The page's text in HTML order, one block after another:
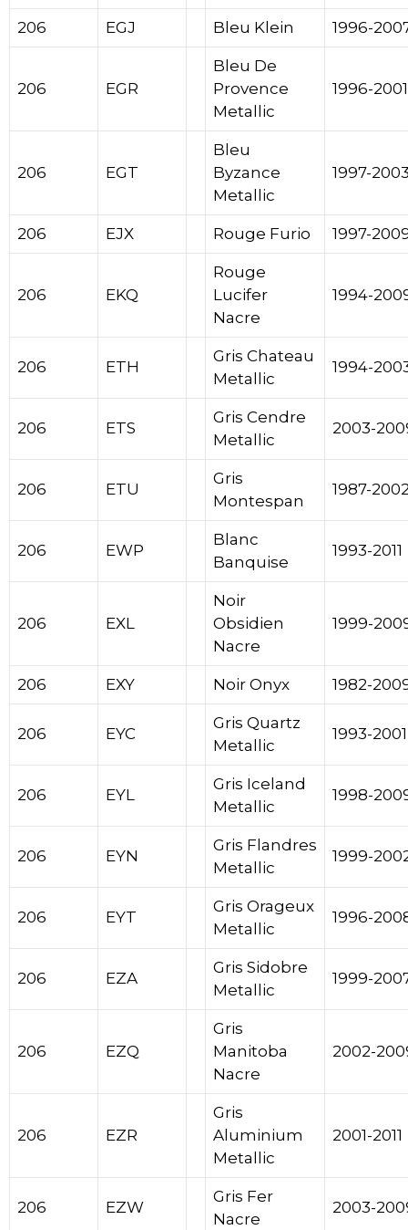
206 EGJ Bleu Klein 1996-
206 EGR
Bleu De
Provence
Metallic
1996-2001
206 EGT
Bleu
Byzance
Metallic
1997-
206 EJX Rouge Furio 1997-
206 EKQ
Rouge
Lucifer
Nacre
1994-
206 ETH
Gris Chateau
Metallic
1994-
206 ETS
Gris Cendre
Metallic
2003-
206 ETU
Gris
Montespan
1987-
206 EWP
Blanc
Banquise
1993-2011
206 EXL
Noir
Obsidien
Nacre
1999-
206 EXY Noir Onyx 1982-
206 EYC
Gris Quartz
Metallic
1993-2001
206 EYL
Gris Iceland
Metallic
1998-
206 EYN
Gris Flandres
Metallic
1999-
206 EYT
Gris Orageux
Metallic
1996-
206 EZA
Gris Sidobre
Metallic
1999-
206 EZQ
Gris
Manitoba
Nacre
2002-
206 EZR
Gris
Aluminium
Metallic
2001-2011
206 EZW
Gris Fer
Nacre
2003-